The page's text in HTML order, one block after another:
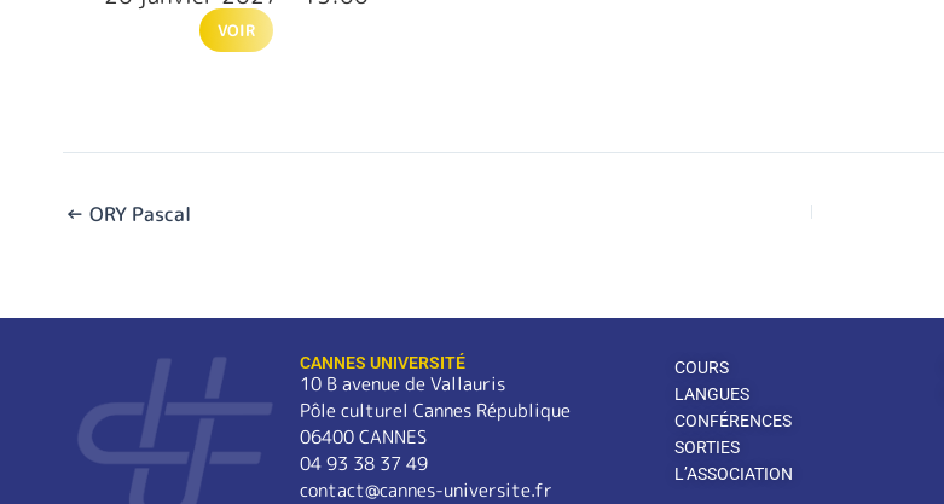
VOIR
← ORY Pascal
CANNES UNIVERSITÉ
10 B avenue de Vallauris
Pôle culturel Cannes République
06400 CANNES
04 93 38 37 49
contact@cannes-universite.fr
COURS
LANGUES
CONFÉRENCES
SORTIES
L’ASSOCIATION